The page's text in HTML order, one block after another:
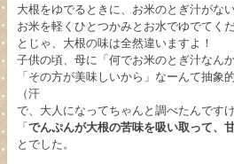
大根をゆでるときに、お米のとぎ汁がな
お米を軽くひとつかみとお水でゆでてく
とじゃ、大根の味は全然違いますよ！
子供の頃、母に「何でお米のとぎ汁なん
「その方が美味しいから」なーんて抽象
（汗
で、大人になってちゃんと調べたんですけ
「でんぷんが大根の苦味を吸い取って、
とでした。